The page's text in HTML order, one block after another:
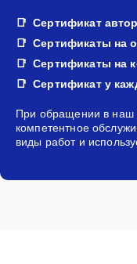
Сертификат
Сертификаты на
Сертификаты на
Сертификат у
При обращении в наш
компетентное
виды работ и